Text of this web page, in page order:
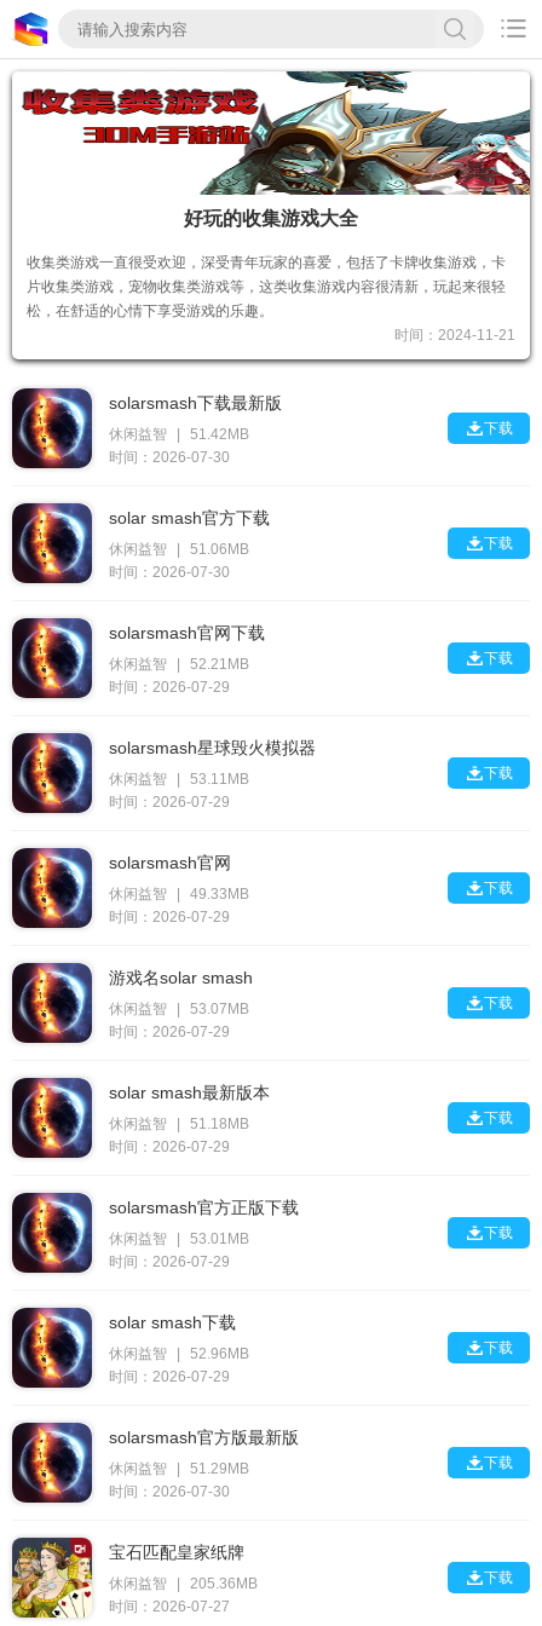

好玩的收集游戏大全
收集类游戏一直很受欢迎，深受青年玩家的喜爱，包括了卡牌收集游戏，卡
片收集类游戏，宠物收集类游戏等，这类收集游戏内容很清新，玩起来很轻
松，在舒适的心情下享受游戏的乐趣。
时间：2024-11-21
solarsmash下载最新版
休闲益智
51.42MB
时间：2026-07-30
下载
solar smash官方下载
休闲益智
51.06MB
时间：2026-07-30
下载
solarsmash官网下载
休闲益智
52.21MB
时间：2026-07-29
下载
solarsmash星球毁火模拟器
休闲益智
53.11MB
时间：2026-07-29
下载
solarsmash官网
休闲益智
49.33MB
时间：2026-07-29
下载
游戏名solar smash
休闲益智
53.07MB
时间：2026-07-29
下载
solar smash最新版本
休闲益智
51.18MB
时间：2026-07-29
下载
solarsmash官方正版下载
休闲益智
53.01MB
时间：2026-07-29
下载
solar smash下载
休闲益智
52.96MB
时间：2026-07-29
下载
solarsmash官方版最新版
休闲益智
51.29MB
时间：2026-07-30
下载
宝石匹配皇家纸牌
休闲益智
205.36MB
时间：2026-07-27
下载